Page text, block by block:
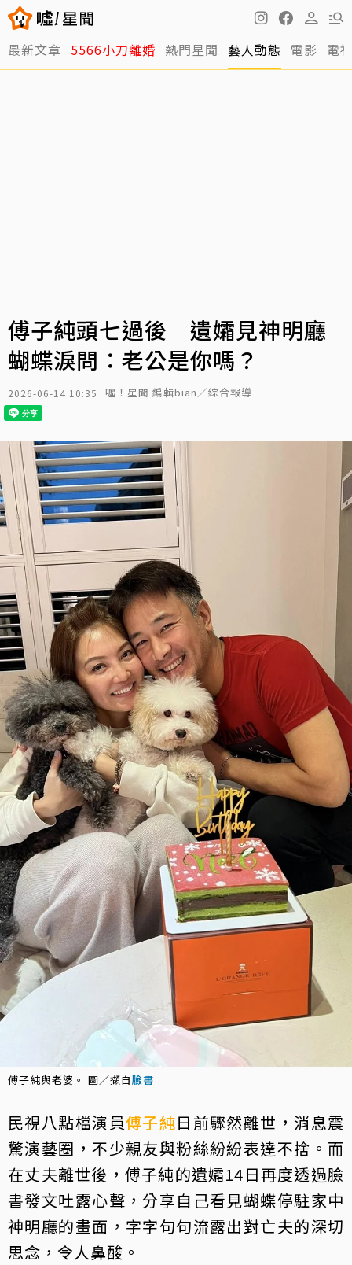
最新文章 5566小刀離婚 熱門星聞 藝人動態 電影 電
傅子純頭七過後 遺孀見神明廳
蝴蝶淚問：老公是你嗎？
2026-06-14 10:35 噓！星聞 編輯bian／綜合報導
傅子純與老婆。 圖／擷自臉書
民視八點檔演員傅子純日前驟然離世，消息震
驚演藝圈，不少親友與粉絲紛紛表達不捨。而
在丈夫離世後，傅子純的遺孀14日再度透過臉
書發文吐露心聲，分享自己看見蝴蝶停駐家中
神明廳的畫面，字字句句流露出對亡夫的深切
思念，令人鼻酸。